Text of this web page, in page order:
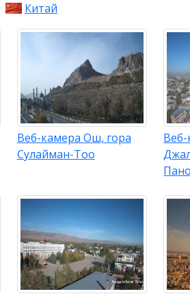
Китай
Веб-камера Ош, гора
Сулайман-Тоо
Веб-